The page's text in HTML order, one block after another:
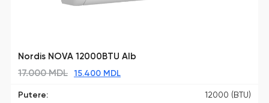
Nordis NOVA 12000BTU Alb
17.000MDL 15.400 MDL
Putere:
12000 (BTU)